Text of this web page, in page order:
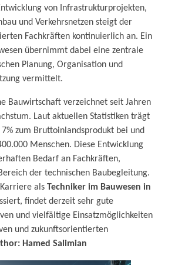
von Infrastrukturprojekten,
und Verkehrsnetzen steigt der
Fachkräften kontinuierlich an. Ein
übernimmt dabei eine zentrale
Planung, Organisation und
vermittelt.
Bauwirtschaft verzeichnet seit Jahren
Laut aktuellen Statistiken trägt
zum Bruttoinlandsprodukt bei und
Menschen. Diese Entwicklung
Bedarf an Fachkräften,
der technischen Baubegleitung.
als Techniker im Bauwesen in
findet derzeit sehr gute
und vielfältige Einsatzmöglichkeiten
und zukunftsorientierten
Hamed Salimian